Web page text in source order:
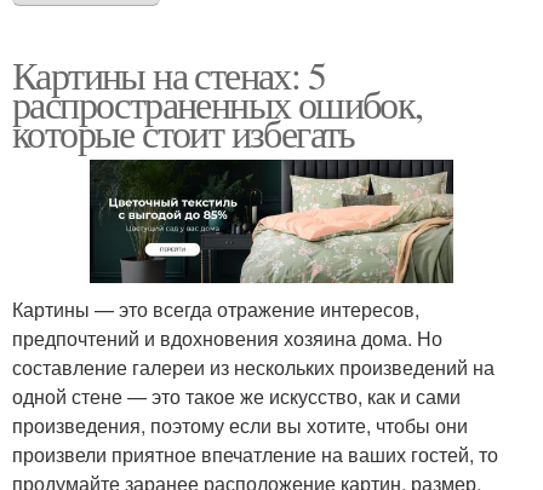
Картины на стенах: 5
распространенных ошибок,
которые стоит избегать
Картины — это всегда отражение интересов,
предпочтений и вдохновения хозяина дома. Но
составление галереи из нескольких произведений на
одной стене — это такое же искусство, как и сами
произведения, поэтому если вы хотите, чтобы они
произвели приятное впечатление на ваших гостей, то
продумайте заранее расположение картин, размер,